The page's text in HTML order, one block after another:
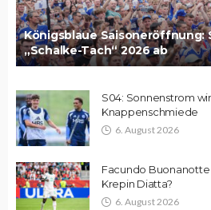
Königsblaue Saisoneröffnung:
„Schalke-Tach“ 2026 ab
S04: Sonnenstrom
Knappenschmiede
6. August 2026
Facundo
Krepin Diatta?
6. August 2026